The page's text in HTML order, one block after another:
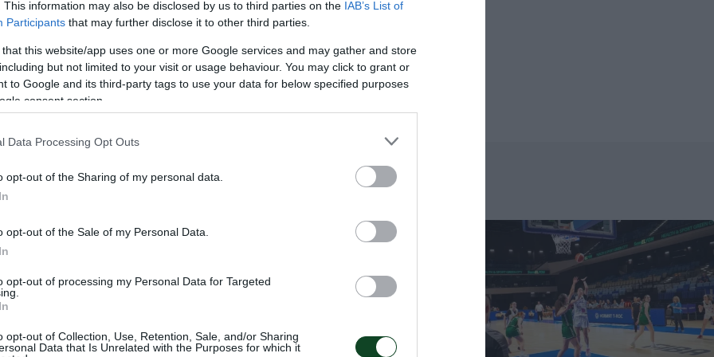
This information may also be disclosed by us to third parties on the IAB’s List of
Participants that may further disclose it to other third parties.
that this website/app uses one or more Google services and may gather and store
but not limited to your visit or usage behaviour. You may click to grant or
to Google and its third-party tags to use your data for below specified purposes
consent section.
Data Processing Opt Outs
opt-out of the Sharing of my personal data.
opt-out of the Sale of my Personal Data.
opt-out of processing my Personal Data for Targeted
opt-out of Collection, Use, Retention, Sale, and/or Sharing
Data that Is Unrelated with the Purposes for which it
Ουκπέμπορ, Καραμίντζος 6, Καρλής, Βαρδής, Ογκμπέντε 5 ,
Ρίννης, Δρέλλας.